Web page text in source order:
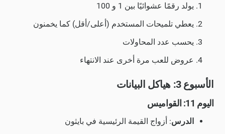
يولد رقمًا عشوائيًا بين 1 و 100
يعطي تلميحات المستخدم (أعلى/أقل) كما يخمنون
يحسب عدد المحاولات
عروض للعب مرة أخرى عند الانتهاء
الأسبوع 3: هياكل البيانات
اليوم 11: القواميس
الدرس: أزواج القيمة الرئيسية في بايثون